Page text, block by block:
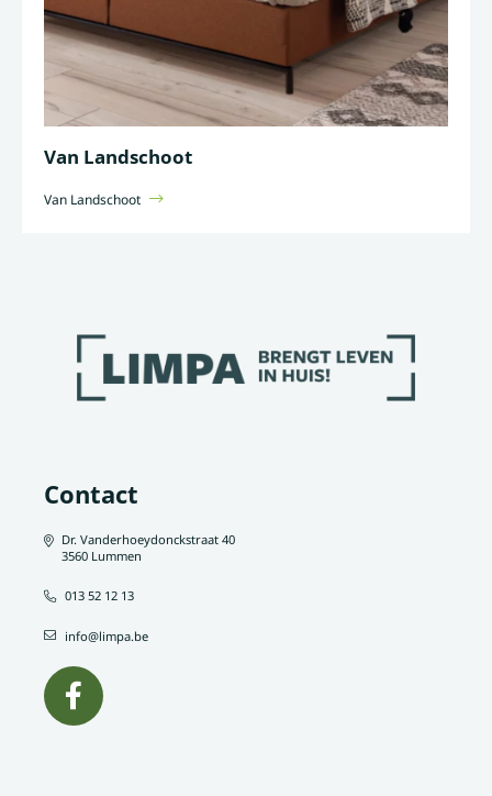
Van Landschoot
Van Landschoot
Contact
Dr. Vanderhoeydonckstraat 40
3560 Lummen
013 52 12 13
info@limpa.be